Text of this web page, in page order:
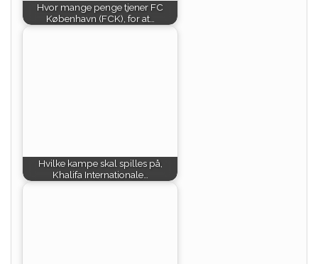
Hvor mange penge tjener FC
København (FCK), for at…
Hvilke kampe skal spilles på,
Khalifa Internationale…